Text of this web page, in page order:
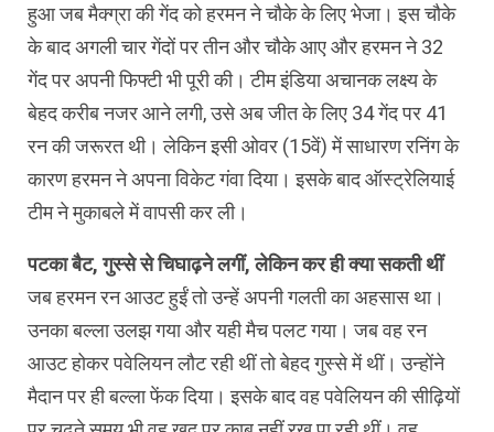
हुआ जब मैक्ग्रा की गेंद को हरमन ने चौके के लिए भेजा। इस चौके
के बाद अगली चार गेंदों पर तीन और चौके आए और हरमन ने 32
गेंद पर अपनी फिफ्टी भी पूरी की। टीम इंडिया अचानक लक्ष्य के
बेहद करीब नजर आने लगी, उसे अब जीत के लिए 34 गेंद पर 41
रन की जरूरत थी। लेकिन इसी ओवर (15वें) में साधारण रनिंग के
कारण हरमन ने अपना विकेट गंवा दिया। इसके बाद ऑस्ट्रेलियाई
टीम ने मुकाबले में वापसी कर ली।
पटका बैट, गुस्से से चिघाढ़ने लगीं, लेकिन कर ही क्या सकती थीं
जब हरमन रन आउट हुईं तो उन्हें अपनी गलती का अहसास था।
उनका बल्ला उलझ गया और यही मैच पलट गया। जब वह रन
आउट होकर पवेलियन लौट रही थीं तो बेहद गुस्से में थीं। उन्होंने
मैदान पर ही बल्ला फेंक दिया। इसके बाद वह पवेलियन की सीढ़ियों